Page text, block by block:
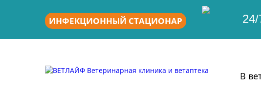
ИНФЕКЦИОННЫЙ СТАЦИОНАР
В